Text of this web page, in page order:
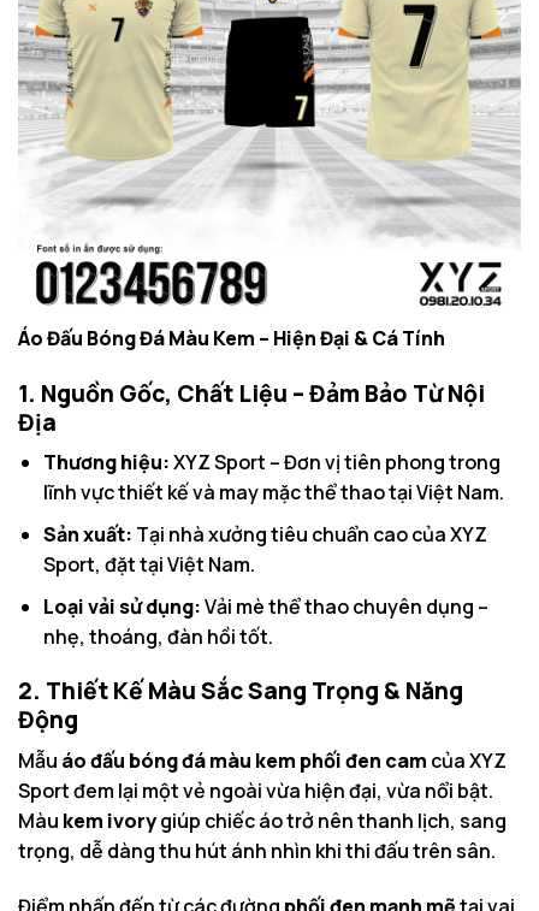
Áo Đấu Bóng Đá Màu Kem – Hiện Đại & Cá Tính
1. Nguồn Gốc, Chất Liệu – Đảm Bảo Từ Nội
Địa
Thương hiệu:XYZ Sport – Đơn vị tiên phong trong
lĩnh vực thiết kế và may mặc thể thao tại Việt Nam.
Sản xuất: Tại nhà xưởng tiêu chuẩn cao của XYZ
Sport, đặt tại Việt Nam.
Loại vải sử dụng:Vải mè thể thao chuyên dụng –
nhẹ, thoáng, đàn hồi tốt.
2. Thiết Kế Màu Sắc Sang Trọng & Năng
Động
Mẫu áo đấu bóng đá màu kem phối đen cam của XYZ
Sport đem lại một vẻ ngoài vừa hiện đại, vừa nổi bật.
Màu kem ivorygiúp chiếc áo trở nên thanh lịch, sang
trọng, dễ dàng thu hút ánh nhìn khi thi đấu trên sân.